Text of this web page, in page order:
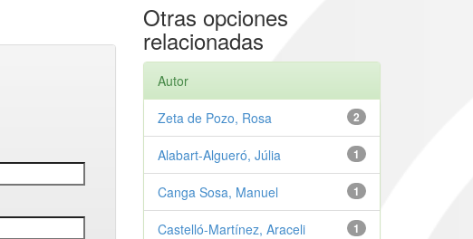
Otras opciones
relacionadas
Autor
2
Zeta de Pozo, Rosa
1
Alabart-Algueró, Júlia
1
Canga Sosa, Manuel
1
Castelló-Martínez, Araceli